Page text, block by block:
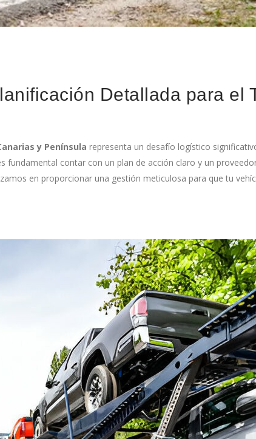
Detallada para el
y Península representa un desafío logístico
fundamental contar con un plan de acción claro y un
en proporcionar una gestión meticulosa para que tu